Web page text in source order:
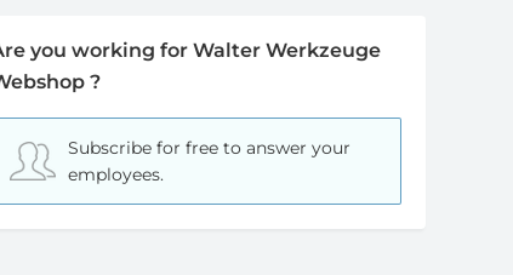
you working for Walter Werkzeuge
?
Subscribe for freeto answer your
employees.